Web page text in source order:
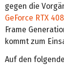
gegen die
GeForce RTX
Frame
kommt zum
Auf den